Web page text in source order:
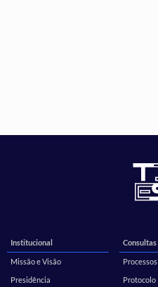
Institucional
Missão e Visão
Presidência
Consultas
Processos
Protocolo